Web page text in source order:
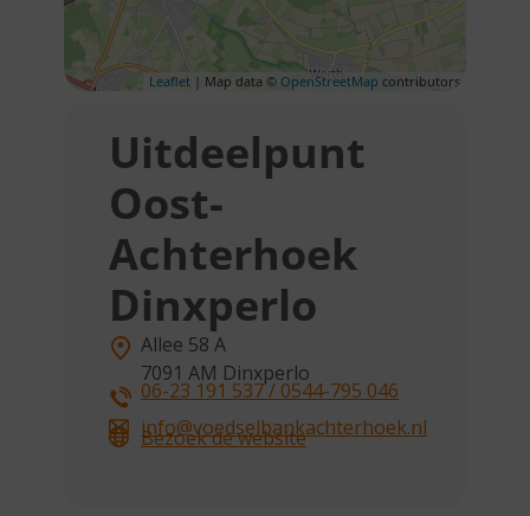
Leaflet | Map data © OpenStreetMap contributors
Uitdeelpunt
Oost-
Achterhoek
Dinxperlo
Allee 58 A
7091 AM Dinxperlo
06-23 191 537 / 0544-795 046
info@voedselbankachterhoek.nl
Bezoek de website